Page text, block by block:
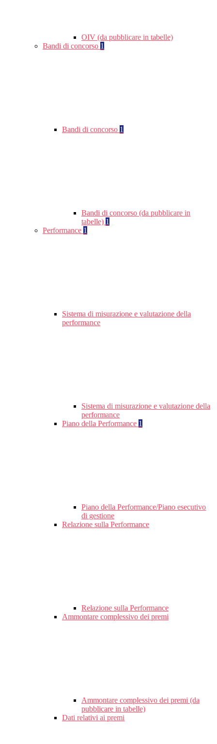
OIV (da pubblicare in tabelle)
Bandi di concorso 1
Bandi di concorso 1
Bandi di concorso (da pubblicare in
tabelle) 1
Performance 1
Sistema di misurazione e valutazione della
performance
Sistema di misurazione e valutazione della
performance
Piano della Performance 1
Piano della Performance/Piano esecutivo
di gestione
Relazione sulla Performance
Relazione sulla Performance
Ammontare complessivo dei premi
Ammontare complessivo dei premi (da
pubblicare in tabelle)
Dati relativi ai premi